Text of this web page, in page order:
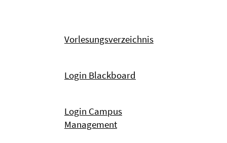
Vorlesungsverzeichnis
Login Blackboard
Login Campus
Management